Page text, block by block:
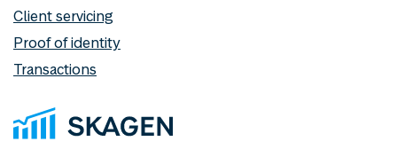
Client servicing
Proof of identity
Transactions